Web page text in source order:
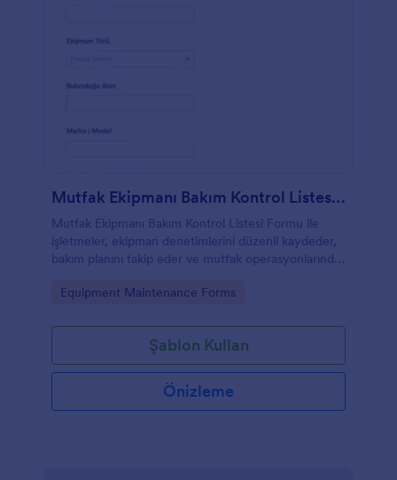
Mutfak Ekipmanı Bakım Kontrol Listesi Formu
Mutfak Ekipmanı Bakım Kontrol Listesi Formu ile
işletmeler, ekipman denetimlerini düzenli kaydeder,
bakım planını takip eder ve mutfak operasyonlarında
Go to Category:
Equipment Maintenance Forms
Şablon Kullan
Önizleme